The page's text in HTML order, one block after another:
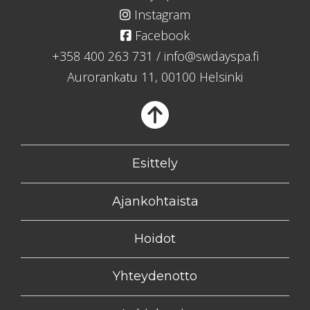
Instagram
Facebook
+358 400 263 731 / info@swdayspa.fi
Aurorankatu 11, 00100 Helsinki
Esittely
Ajankohtaista
Hoidot
Yhteydenotto